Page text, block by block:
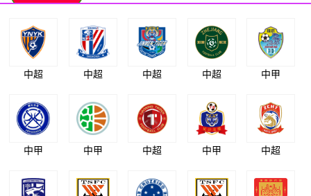
中超 中超 中超 中超 中甲
中甲 中甲 中超 中甲 中超